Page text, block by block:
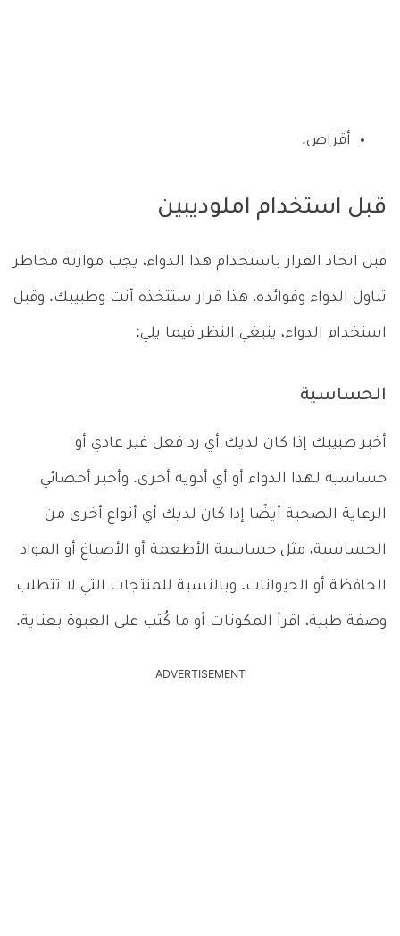
أقراص.
قبل استخدام املوديبين
قبل اتخاذ القرار باستخدام هذا الدواء، يجب موازنة مخاطر
تناول الدواء وفوائده، هذا قرار ستتخذه أنت وطبيبك. وقبل
استخدام الدواء، ينبغي النظر فيما يلي:
الحساسية
أخبر طبيبك إذا كان لديك أي رد فعل غير عادي أو
حساسية لهذا الدواء أو أي أدوية أخرى. وأخبر أخصائي
الرعاية الصحية أيضًا إذا كان لديك أي أنواع أخرى من
الحساسية، مثل حساسية الأطعمة أو الأصباغ أو المواد
الحافظة أو الحيوانات. وبالنسبة للمنتجات التي لا تتطلب
وصفة طبية، اقرأ المكونات أو ما كُتب على العبوة بعناية.
ADVERTISEMENT